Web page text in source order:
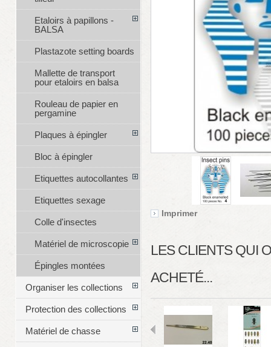
Imprimer
LES CLIENTS QUI
ACHETÉ...
Etaloirs à papillons -
BALSA
Plastazote setting boards
Mallette de transport
pour etaloirs en balsa
Rouleau de papier en
pergamine
Plaques à épingler
Bloc à épingler
Etiquettes autocollantes
Etiquettes sexage
Colle d'insectes
Matériel de microscopie
Épingles montées
Organiser les collections
Protection des collections
Matériel de chasse